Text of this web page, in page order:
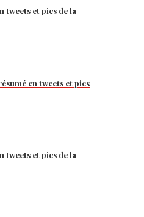
tweets et pics de la
en tweets et pics
tweets et pics de la